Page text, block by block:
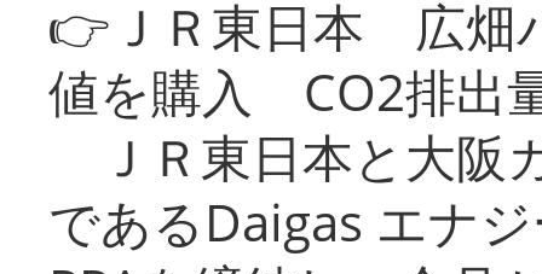
👉ＪＲ東日本 広畑
値を購入 CO2排出
ＪＲ東日本と大阪
であるDaigas エナ